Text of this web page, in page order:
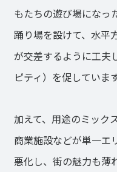
もたちの遊び場になっ
踊り場を設けて、水平
が交差するように工夫
ピティ）を促しています
加えて、用途のミック
商業施設などが単一エ
悪化し、街の魅力も薄